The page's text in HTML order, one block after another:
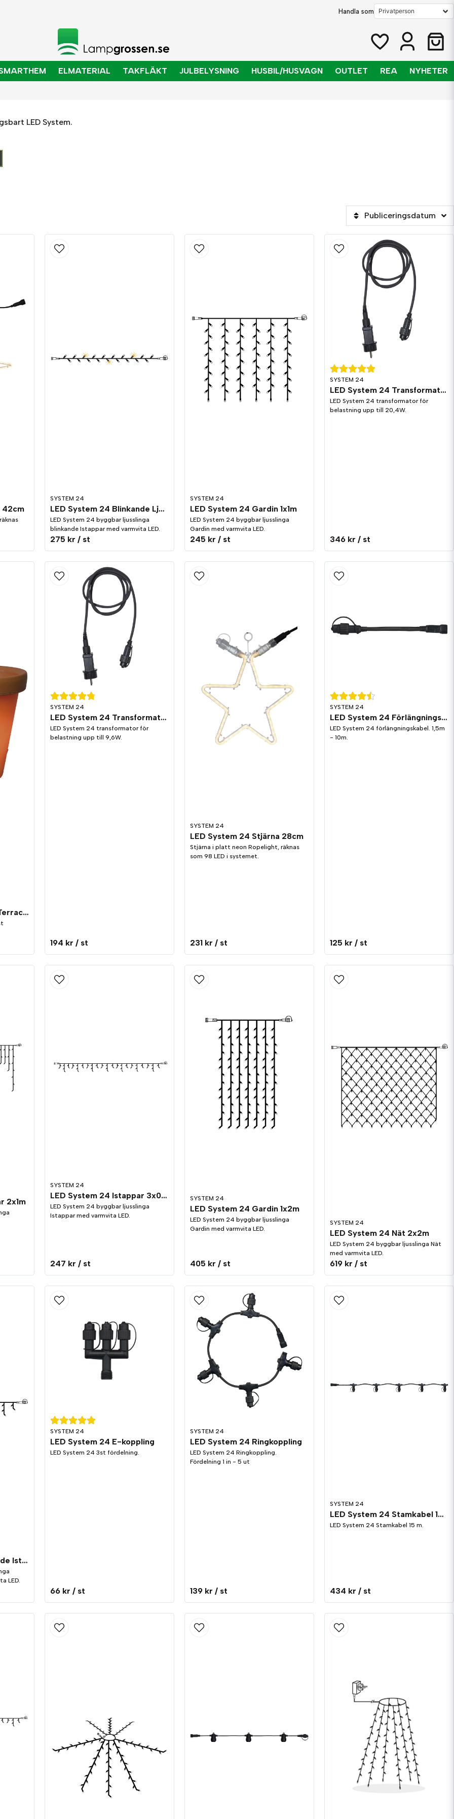
Handla som
ELMATERIAL TAKFLÄKT JULBELYSNING HUSBIL/HUSVAGN OUTLET REA NYHETER
LED System.
Publiceringsdatum
42cm
SYSTEM 24
LED System 24 Blinkande Ljusslinga 5m
LED System 24 byggbar ljusslinga
blinkande Istappar med varmvita LED.
275 kr / st
SYSTEM 24
LED System 24 Gardin 1x1m
LED System 24 byggbar ljusslinga
Gardin med varmvita LED.
245 kr / st
SYSTEM 24
LED System 24 Transformator 20,4W
LED System 24 transformator för
belastning upp till 20,4W.
346 kr / st
LED System 24 Kruka Terracotta
SYSTEM 24
LED System 24 Transformator 9,6W
LED System 24 transformator för
belastning upp till 9,6W.
194 kr / st
SYSTEM 24
LED System 24 Stjärna 28cm
Stjärna i platt neon Ropelight, räknas
som 98 LED i systemet.
231 kr / st
SYSTEM 24
LED System 24 Förlängningskabel
LED System 24 förlängningskabel. 1,5m
- 10m.
125 kr / st
2x1m
SYSTEM 24
LED System 24 Istappar 3x0,4m
LED System 24 byggbar ljusslinga
Istappar med varmvita LED.
247 kr / st
SYSTEM 24
LED System 24 Gardin 1x2m
LED System 24 byggbar ljusslinga
Gardin med varmvita LED.
405 kr / st
SYSTEM 24
LED System 24 Nät 2x2m
LED System 24 byggbar ljusslinga Nät
med varmvita LED.
619 kr / st
LED System 24 Blinkande Istappar 3x0,4 m
LED.
SYSTEM 24
LED System 24 E-koppling
LED System 24 3st fördelning.
66 kr / st
SYSTEM 24
LED System 24 Ringkoppling
LED System 24 Ringkoppling.
Fördelning 1 in - 5 ut
139 kr / st
SYSTEM 24
LED System 24 Stamkabel 15m
LED System 24 Stamkabel 15 m.
434 kr / st